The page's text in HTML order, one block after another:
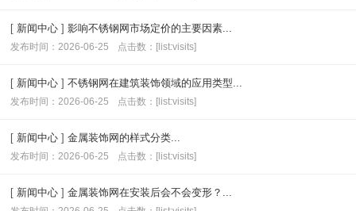
[ 新闻中心 ] 影响不锈钢网市场定价的主要因素...
发布时间：2026-06-25 点击数：[list:visits]
[ 新闻中心 ] 不锈钢网在建筑装饰领域的应用类型...
发布时间：2026-06-25 点击数：[list:visits]
[ 新闻中心 ] 金属装饰网的样式分类...
发布时间：2026-06-25 点击数：[list:visits]
[ 新闻中心 ] 金属装饰网在安装后会不会变形？...